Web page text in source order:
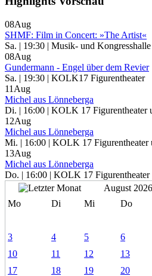
08Aug
SHMF: Film in Concert: »The Artist«
Sa. | 19:30 | Musik- und
08Aug
Gundermann - Engel über dem Revier
Sa. | 19:30 | KOLK17 Figurentheater
11 Aug
Michel aus Lönneberga
Di. | 16:00 | KOLK 17 Figurentheater
12Aug
Michel aus Lönneberga
Mi. | 16:00 | KOLK 17 Figurentheater
13Aug
Michel aus Lönneberga
Do. | 16:00 | KOLK 17 Figurentheater
August 2026
Mo
Di Mi Do
3
4 5 6
10
11 12 13
17
18 19 20